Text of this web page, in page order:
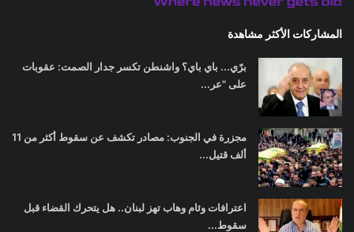
المشاركات الأكثر مشاهدة
برّي... باي باي؟ واشنطن تكسر جدار الصمت: عقوبات
على "عر...
مجزرة في الجنوب: مصادر تكشف عن سقوط أكثر من 11
ألف قتيل...
اعترافات وئام وهاب تهز لبنان.. هل يتحرك القضاء قبل
سقوط...